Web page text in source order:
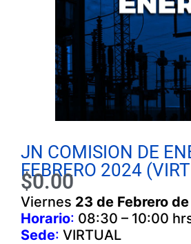
JN COMISION DE
FEBRERO 2024
$0.00
Viernes 23 de Febrero
Horario: 08:30 – 10:00
Sede: VIRTUAL